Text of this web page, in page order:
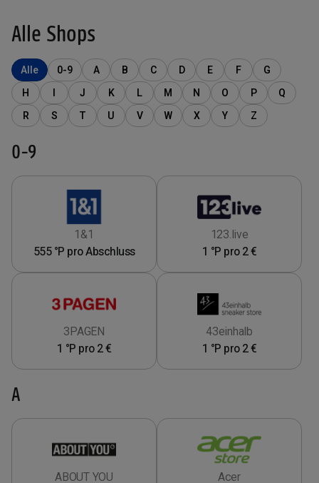
Alle Shops
Alle 0-9 A B C D E F
G
H
J K L M N O P
Q
R
S T U V W X Y Z
0-9
1&1
555 °P pro Abschluss
123.live
1 °P pro 2 €
3PAGEN
1 °P pro 2 €
43einhalb
1 °P pro 2 €
A
ABOUT YOU Acer